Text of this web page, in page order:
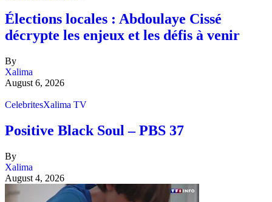
Élections locales : Abdoulaye Cissé
décrypte les enjeux et les défis à venir
By
Xalima
August 6, 2026
CelebritesXalima TV
Positive Black Soul – PBS 37
By
Xalima
August 4, 2026